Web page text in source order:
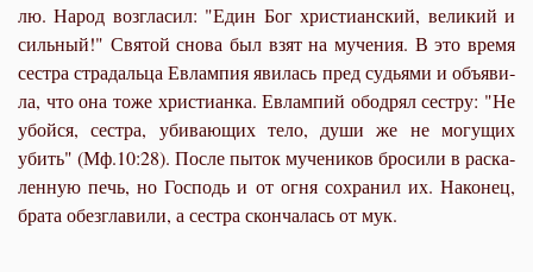
лю. На­род воз­гла­сил: "Един Бог хри­сти­ан­ский, ве­ли­кий и
силь­ный!" Свя­той сно­ва был взят на му­че­ния. В это вре­мя
сест­ра стра­даль­ца Евлам­пия яви­лась пред су­дья­ми и объ­яви­
ла, что она то­же хри­сти­ан­ка. Евлам­пий обод­рял сест­ру: "Не
убой­ся, сест­ра, уби­ва­ю­щих те­ло, ду­ши же не мо­гу­щих
убить" (Мф.10:28). По­сле пы­ток му­че­ни­ков бро­си­ли в рас­ка­
лен­ную печь, но Гос­подь и от ог­ня со­хра­нил их. На­ко­нец,
бра­та обез­гла­ви­ли, а сест­ра скон­ча­лась от мук.